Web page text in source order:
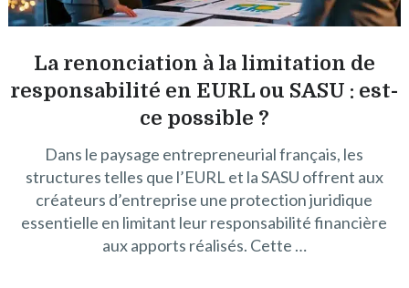
La renonciation à la limitation de
responsabilité en EURL ou SASU : est-
ce possible ?
Dans le paysage entrepreneurial français, les
structures telles que l’EURL et la SASU offrent aux
créateurs d’entreprise une protection juridique
essentielle en limitant leur responsabilité financière
aux apports réalisés. Cette …